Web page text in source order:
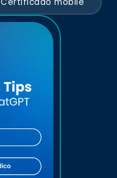
Certificado mobile